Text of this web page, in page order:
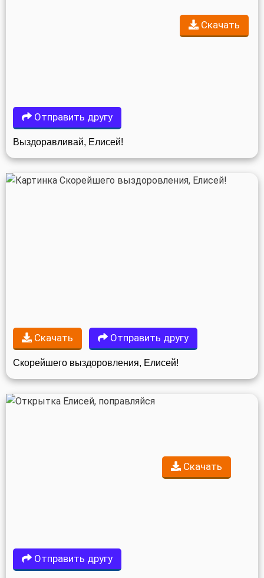
Скачать
Отправить другу
Выздоравливай, Елисей!
Скачать Отправить другу
Скорейшего выздоровления, Елисей!
Скачать
Отправить другу